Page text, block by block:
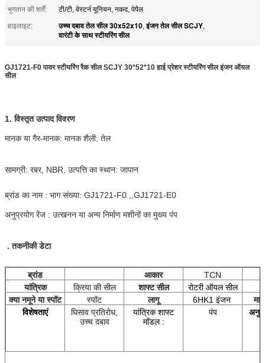
भुगतान की शर्तें:
टी/टी, वेस्टर्न यूनियन, नकद, पेपैल
हाइलाइट:
उच्च दबाव तेल सील 30x52x10,इंजन तेल सील SCJY,
वारंटी के साथ स्टीयरिंग सील
GJ1721-F0 पावर स्टीयरिंग रैक सील SCJY 30*52*10 हाई प्रेशर स्टीयरिंग सील इंजन ऑयल
सील
1. विस्तृत उत्पाद विवरण
मानक या गैर-मानक: मानकशैली: तेल
सामग्री: रबर, NBR, उत्पत्ति का स्थान: जापान
ब्रांड का नाम : भाग संख्या: GJ1721-F0 ,,GJ1721-E0
अनुप्रयोग रेंज : उत्खनन या अन्य निर्माण मशीनों का मुख्य पंप
. तकनीकी डेटा
ब्रांड आकार TCN
यांत्रिक
क्रिया की सील शाफ्ट सील रोटरी ऑयल सील
क्या नमूने या स्पॉट
स्पॉट लागू 6HK1 इंजन
विशेषताएं
घिसाव प्रतिरोध,
उच्च दबाव
यांत्रिक शाफ्ट
मॉडल :
पंप